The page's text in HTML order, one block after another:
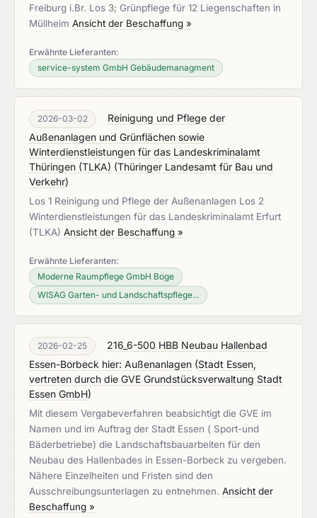
Freiburg i.Br. Los 3; Grünpflege für 12 Liegenschaften in
Müllheim Ansicht der Beschaffung »
Erwähnte Lieferanten:
service-system GmbH Gebäudemanagment
2026-03-02
Reinigung und Pflege der
Außenanlagen und Grünflächen sowie
Winterdienstleistungen für das Landeskriminalamt
Thüringen (TLKA) (Thüringer Landesamt für Bau und
Verkehr)
Los 1 Reinigung und Pflege der Außenanlagen Los 2
Winterdienstleistungen für das Landeskriminalamt Erfurt
(TLKA) Ansicht der Beschaffung »
Erwähnte Lieferanten:
Moderne Raumpflege GmbH Boge
WISAG Garten- und Landschaftspflege...
2026-02-25
216_6-500 HBB Neubau Hallenbad
Essen-Borbeck hier: Außenanlagen (Stadt Essen,
vertreten durch die GVE Grundstücksverwaltung Stadt
Essen GmbH)
Mit diesem Vergabeverfahren beabsichtigt die GVE im
Namen und im Auftrag der Stadt Essen ( Sport-und
Bäderbetriebe) die Landschaftsbauarbeiten für den
Neubau des Hallenbades in Essen-Borbeck zu vergeben.
Nähere Einzelheiten und Fristen sind den
Ausschreibungsunterlagen zu entnehmen. Ansicht der
Beschaffung »